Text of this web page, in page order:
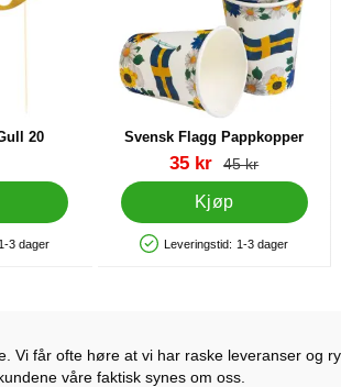
20
På lager
1-3 dager
Svensk Flagg Pappkopper
Varenummer 27847
ny pris
35 kr gammel pris
45 kr
Kjøp
Produkttilgjengelighet: På lager
Leveringstid: 1-3 dager
Vi får ofte høre at vi har raske leveranser og
våre faktisk synes om oss.